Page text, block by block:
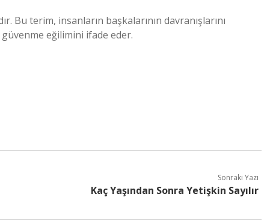
Bu terim, insanların başkalarının davranışlarını
eğilimini ifade eder.
Sonraki Yazı
Kaç Yaşından Sonra Yetişkin Sayılır